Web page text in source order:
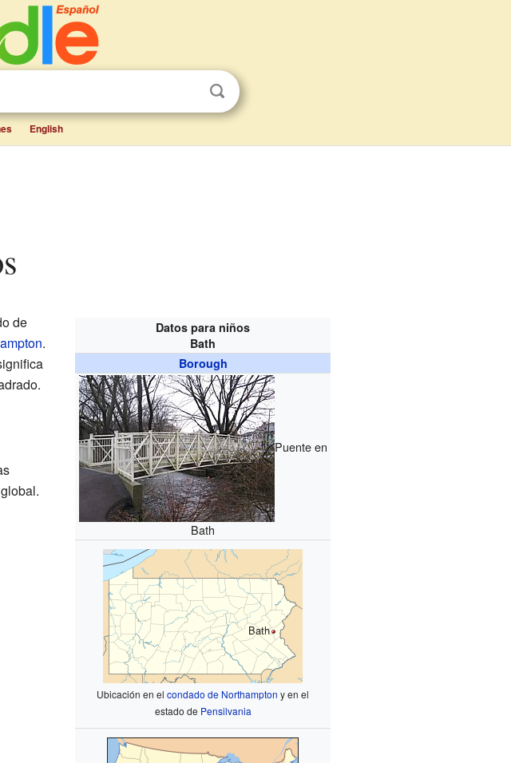
English
Datos para niños
Bath
Borough
Puente en
Bath
Bath
Ubicación en elcondado de Northampton y en el
estado de Pensilvania
de
.